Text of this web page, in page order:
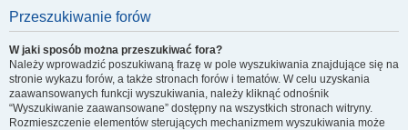
Przeszukiwanie forów
W jaki sposób można przeszukiwać fora?
Należy wprowadzić poszukiwaną frazę w pole wyszukiwania znajdujące się na
stronie wykazu forów, a także stronach forów i tematów. W celu uzyskania
zaawansowanych funkcji wyszukiwania, należy kliknąć odnośnik
“Wyszukiwanie zaawansowane” dostępny na wszystkich stronach witryny.
Rozmieszczenie elementów sterujących mechanizmem wyszukiwania może